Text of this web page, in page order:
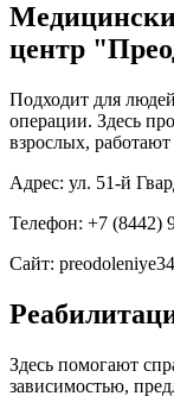
центр
Подходит для
операции. Здесь
взрослых,
Адрес: ул. 51-й
Телефон: +7 (8442)
Сайт:
Здесь помогают
зависимостью,